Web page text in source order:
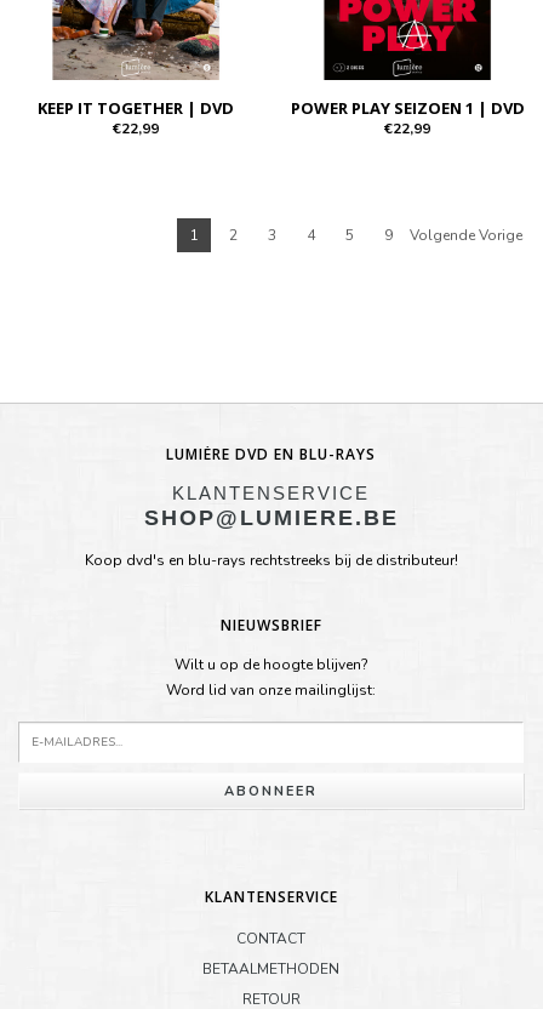
KEEP IT TOGETHER | DVD
€22,99
POWER PLAY SEIZOEN 1 | DVD
€22,99
1 2 3 4 5 9 Volgende Vorige
LUMIÈRE DVD EN BLU-RAYS
KLANTENSERVICE
SHOP@LUMIERE.BE
Koop dvd's en blu-rays rechtstreeks bij de distributeur!
NIEUWSBRIEF
Wilt u op de hoogte blijven?
Word lid van onze mailinglijst:
ABONNEER
KLANTENSERVICE
CONTACT
BETAALMETHODEN
RETOUR